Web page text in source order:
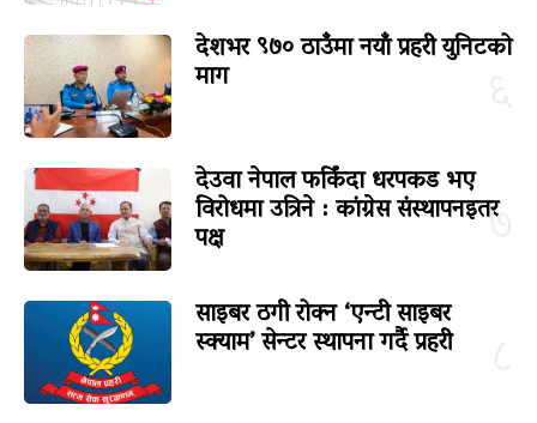
देशभर ९७० ठाउँमा नयाँ प्रहरी युनिटको
माग
७
देउवा नेपाल फर्किंदा धरपकड भए
विरोधमा उत्रिने : कांग्रेस संस्थापनइतर
पक्ष
साइबर ठगी रोक्न ‘एन्टी साइबर
स्क्याम’ सेन्टर स्थापना गर्दै प्रहरी